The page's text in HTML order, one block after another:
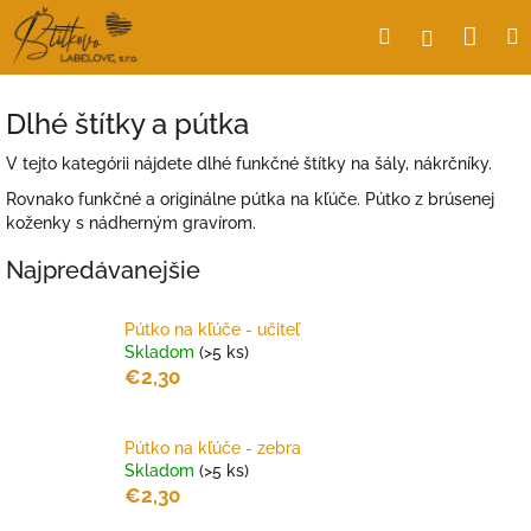
Prejsť
na
obsah
Hľadať
Dlhé štítky a pútka
V tejto kategórii nájdete dlhé funkčné štítky na šály, nákrčníky.
Rovnako funkčné a originálne pútka na kľúče. Pútko z brúsenej
koženky s nádherným gravírom.
Najpredávanejšie
Pútko na kľúče - učiteľ
Skladom (>5 ks)
€2,30
Pútko na kľúče - zebra
Skladom (>5 ks)
€2,30